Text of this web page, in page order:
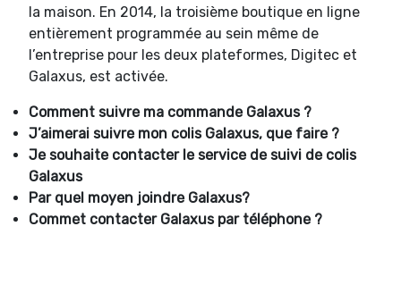
la maison. En 2014, la troisième boutique en ligne
entièrement programmée au sein même de
l’entreprise pour les deux plateformes, Digitec et
Galaxus, est activée.
Comment suivre ma commande Galaxus ?
J’aimerai suivre mon colis Galaxus, que faire ?
Je souhaite contacter le service de suivi de colis
Galaxus
Par quel moyen joindre Galaxus?
Commet contacter Galaxus par téléphone ?